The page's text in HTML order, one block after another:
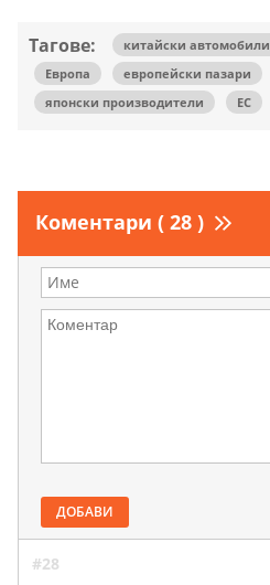
Тагове: китайски автомобили
Европа
европейски пазари
японски производители
ЕС
Коментари ( 28 )
ДОБАВИ
#28